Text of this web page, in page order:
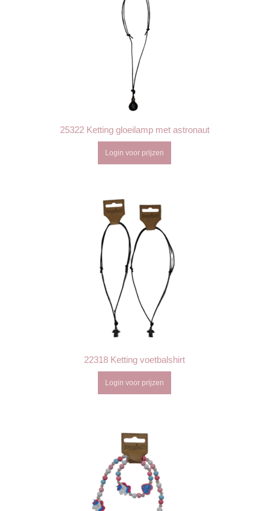
25322 Ketting gloeilamp met astronaut
Login voor prijzen
22318 Ketting voetbalshirt
Login voor prijzen